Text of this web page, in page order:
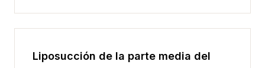
Liposucción de la parte media del